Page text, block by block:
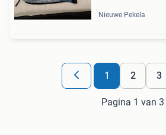
Nieuwe Pekela
1 2 3
Pagina 1 van 3